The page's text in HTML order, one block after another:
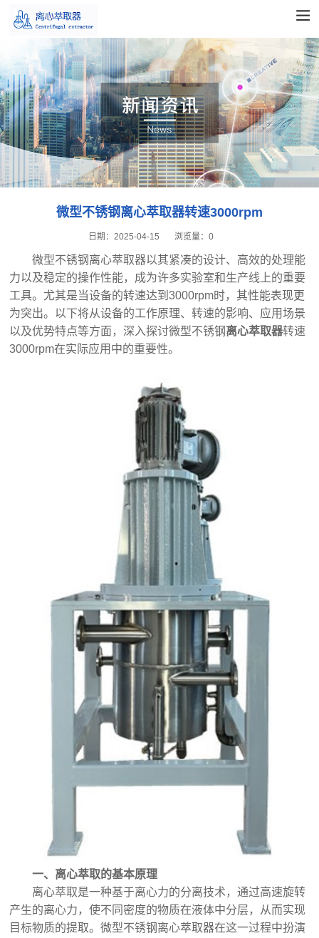
微型不锈钢离心萃取器转速3000rpm
2025-04-15
日期： 浏览量：0
微型不锈钢离心萃取器以其紧凑的设计、高效的处理能
力以及稳定的操作性能，成为许多实验室和生产线上的重要
工具。尤其是当设备的转速达到3000rpm时，其性能表现更
为突出。以下将从设备的工作原理、转速的影响、应用场景
以及优势特点等方面，深入探讨微型不锈钢 离心萃取器转速
3000rpm在实际应用中的重要性。
一、离心萃取的基本原理
离心萃取是一种基于离心力的分离技术，通过高速旋转
产生的离心力，使不同密度的物质在液体中分层，从而实现
目标物质的提取。微型不锈钢离心萃取器在这一过程中扮演